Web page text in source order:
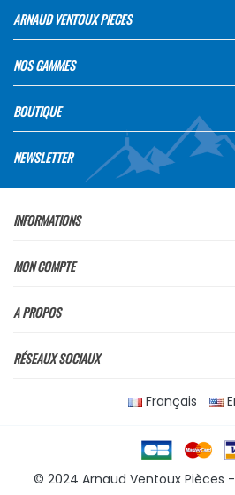
ARNAUD VENTOUX PIECES
NOS GAMMES
BOUTIQUE
NEWSLETTER
INFORMATIONS
MON COMPTE
A PROPOS
RÉSEAUX SOCIAUX
Français
© 2024 Arnaud Ventoux Pièces